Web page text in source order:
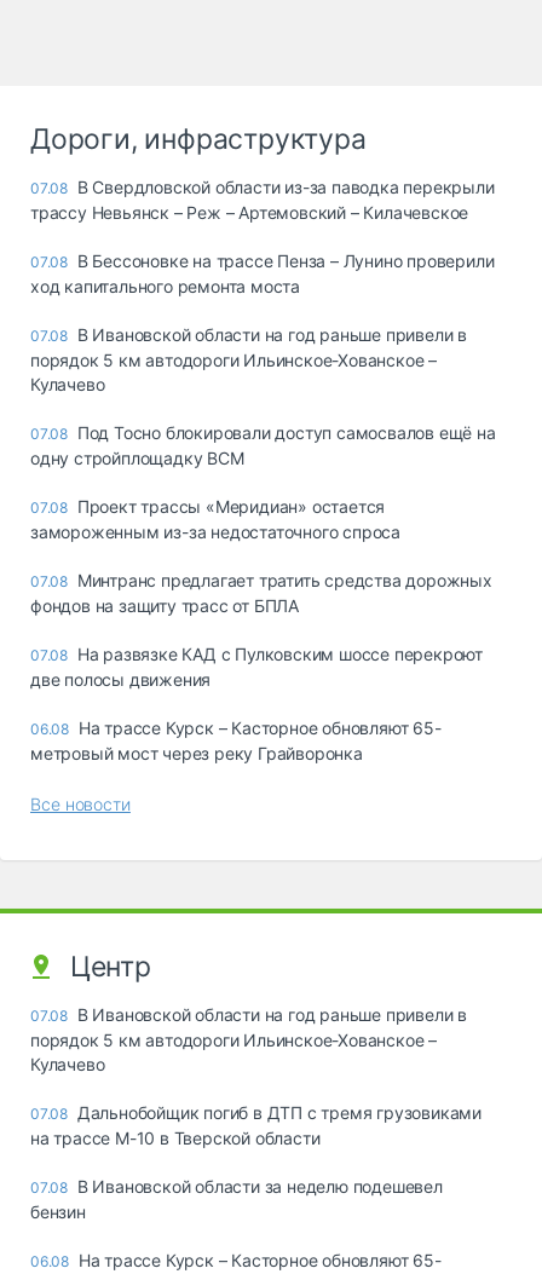
Дороги, инфраструктура
07.08 В Свердловской области из-за паводка перекрыли
трассу Невьянск – Реж – Артемовский – Килачевское
07.08 В Бессоновке на трассе Пенза – Лунино проверили
ход капитального ремонта моста
07.08 В Ивановской области на год раньше привели в
порядок 5 км автодороги Ильинское-Хованское –
Кулачево
07.08 Под Тосно блокировали доступ самосвалов ещё на
одну стройплощадку ВСМ
07.08 Проект трассы «Меридиан» остается
замороженным из-за недостаточного спроса
07.08 Минтранс предлагает тратить средства дорожных
фондов на защиту трасс от БПЛА
07.08 На развязке КАД с Пулковским шоссе перекроют
две полосы движения
06.08 На трассе Курск – Касторное обновляют 65-
метровый мост через реку Грайворонка
Все новости
Центр
07.08 В Ивановской области на год раньше привели в
порядок 5 км автодороги Ильинское-Хованское –
Кулачево
07.08 Дальнобойщик погиб в ДТП с тремя грузовиками
на трассе М-10 в Тверской области
07.08 В Ивановской области за неделю подешевел
бензин
06.08 На трассе Курск – Касторное обновляют 65-